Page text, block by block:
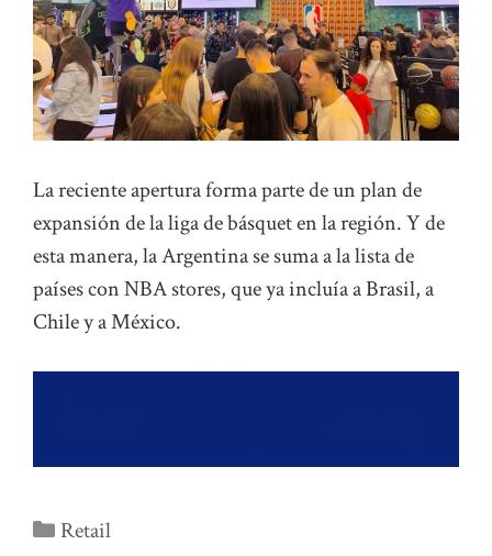
La reciente apertura forma parte de un plan de
expansión de la liga de básquet en la región. Y de
esta manera, la Argentina se suma a la lista de
países con NBA stores, que ya incluía a Brasil, a
Chile y a México.
Categorías
Retail